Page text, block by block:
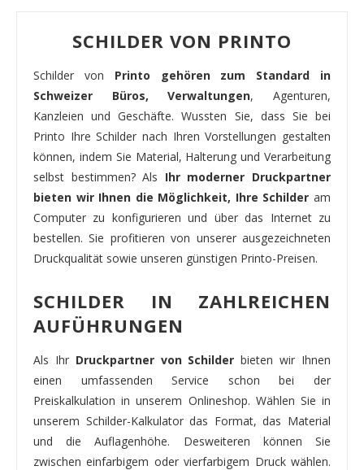
SCHILDER VON PRINTO
Schilder von Printo gehören zum Standard in
Schweizer Büros, Verwaltungen, Agenturen,
Kanzleien und Geschäfte. Wussten Sie, dass Sie bei
Printo Ihre Schilder nach Ihren Vorstellungen gestalten
können, indem Sie Material, Halterung und Verarbeitung
selbst bestimmen? Als Ihr moderner Druckpartner
bieten wir Ihnen die Möglichkeit, Ihre Schilder am
Computer zu konfigurieren und über das Internet zu
bestellen. Sie profitieren von unserer ausgezeichneten
Druckqualität sowie unseren günstigen Printo-Preisen.
SCHILDER IN ZAHLREICHEN
AUFÜHRUNGEN
Als Ihr Druckpartner von Schilderbieten wir Ihnen
einen umfassenden Service schon bei der
Preiskalkulation in unserem Onlineshop. Wählen Sie in
unserem Schilder-Kalkulator das Format, das Material
und die Auflagenhöhe. Desweiteren können Sie
zwischen einfarbigem oder vierfarbigem Druck wählen.